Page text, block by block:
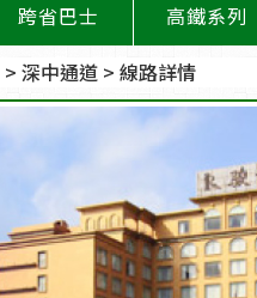
跨省巴士 高鐵系列
> 深中通道 > 線路詳情